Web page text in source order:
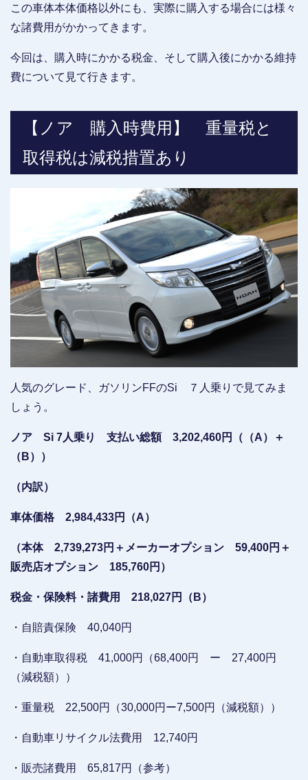
この車体本体価格以外にも、実際に購入する場合には様々
な諸費用がかかってきます。
今回は、購入時にかかる税金、そして購入後にかかる維持
費について見て行きます。
【ノア 購入時費用】 重量税と
取得税は減税措置あり
人気のグレード、ガソリンFFのSi ７人乗りで見てみま
しょう。
ノア Si 7人乗り 支払い総額 3,202,460円（（A）＋
（B））
（内訳）
車体価格 2,984,433円（A）
（本体 2,739,273円＋メーカーオプション 59,400円＋
販売店オプション 185,760円）
税金・保険料・諸費用 218,027円（B）
・自賠責保険 40,040円
・自動車取得税 41,000円（68,400円 ー 27,400円
（減税額））
・重量税 22,500円（30,000円ー7,500円（減税額））
・自動車リサイクル法費用 12,740円
・販売諸費用 65,817円（参考）